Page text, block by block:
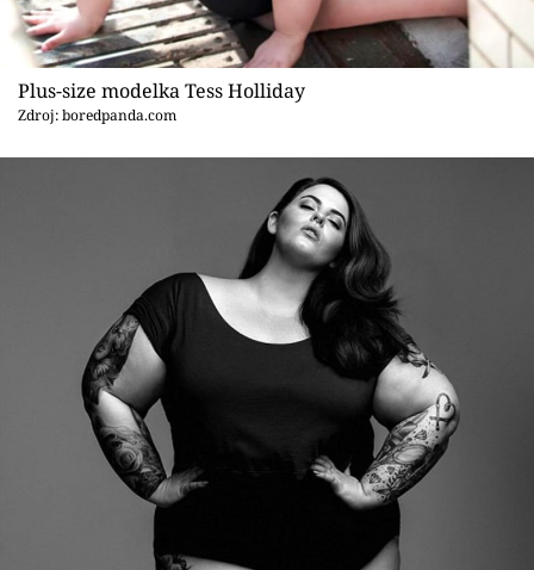
Videa
Sledujte prima+
Plus-size modelka Tess Holliday
Zdroj: boredpanda.com